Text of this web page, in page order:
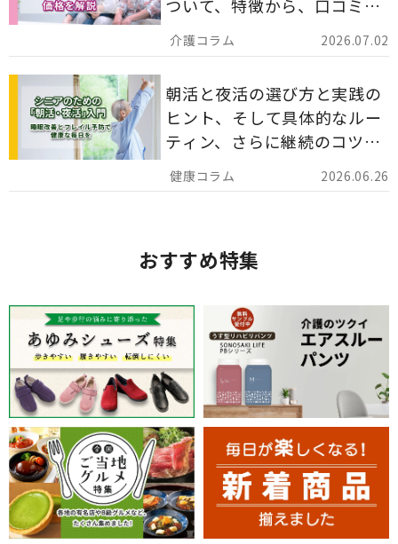
2026.07.02
ついて、特徴から、口コミ、
災害備蓄としての活用法まで
分かりやすく解説します。
2026.06.26
朝活と夜活の選び方と実践の
ヒント、そして具体的なルー
ティン、さらに継続のコツま
でを詳しくご紹介します。
おすすめ特集